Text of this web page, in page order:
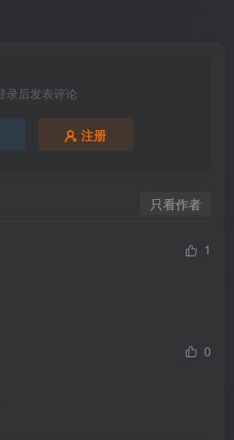
录后发表评论
注册
只看作者
1
0